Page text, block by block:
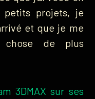
projets, je
et que je me
chose de plus
3DMAX sur ses